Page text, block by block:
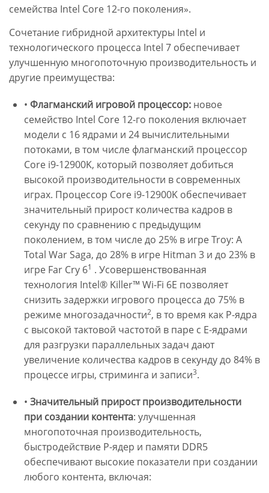
семейства Intel Core 12-го поколения».
Сочетание гибридной архитектуры Intel и
технологического процесса Intel 7 обеспечивает
улучшенную многопоточную производительность и
другие преимущества:
• Флагманский игровой процессор: новое
семейство Intel Core 12-го поколения включает
модели с 16 ядрами и 24 вычислительными
потоками, в том числе флагманский процессор
Core i9-12900K, который позволяет добиться
высокой производительности в современных
играх. Процессор Core i9-12900K обеспечивает
значительный прирост количества кадров в
секунду по сравнению с предыдущим
поколением, в том числе до 25% в игре Troy: A
Total War Saga, до 28% в игре Hitman 3 и до 23% в
игре Far Cry 61 . Усовершенствованная
технология Intel® Killer™ Wi-Fi 6E позволяет
снизить задержки игрового процесса до 75% в
режиме многозадачности2, в то время как P-ядра
с высокой тактовой частотой в паре с E-ядрами
для разгрузки параллельных задач дают
увеличение количества кадров в секунду до 84% в
процессе игры, стриминга и записи3.
• Значительный прирост производительности
при создании контента: улучшенная
многопоточная производительность,
быстродействие P-ядер и памяти DDR5
обеспечивают высокие показатели при создании
любого контента, включая: